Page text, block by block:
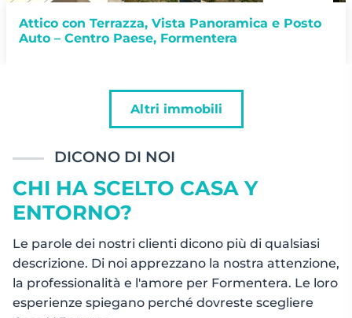
Vista Panoramica e Posto
Paese, Formentera
Casa in
Altri immobili
DICONO DI NOI
CHI HA SCELTO CASA Y
ENTORNO?
Le parole dei nostri clienti dicono più di qualsiasi
descrizione. Di noi apprezzano la nostra attenzione,
la professionalità e l'amore per Formentera. Le loro
esperienze spiegano perché dovreste scegliere